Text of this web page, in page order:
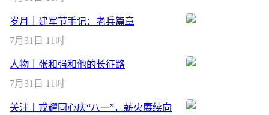
岁月｜建军节手记：老兵篇章
7月31日 11时
人物｜张和强和他的长征路
7月31日 11时
关注丨戎耀同心庆“八一”，薪火赓续向